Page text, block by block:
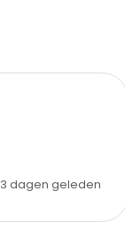
3 dagen geleden